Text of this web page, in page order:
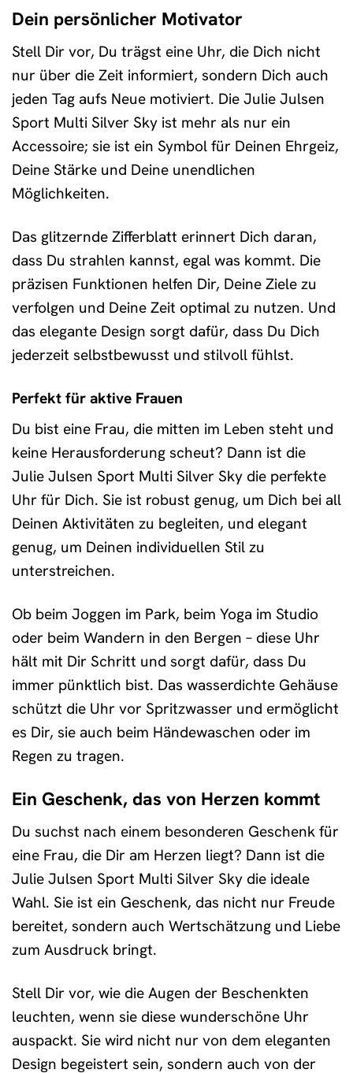
Dein persönlicher Motivator
Stell Dir vor, Du trägst eine Uhr, die Dich nicht
nur über die Zeit informiert, sondern Dich auch
jeden Tag aufs Neue motiviert. Die Julie Julsen
Sport Multi Silver Sky ist mehr als nur ein
Accessoire; sie ist ein Symbol für Deinen Ehrgeiz,
Deine Stärke und Deine unendlichen
Möglichkeiten.
Das glitzernde Zifferblatt erinnert Dich daran,
dass Du strahlen kannst, egal was kommt. Die
präzisen Funktionen helfen Dir, Deine Ziele zu
verfolgen und Deine Zeit optimal zu nutzen. Und
das elegante Design sorgt dafür, dass Du Dich
jederzeit selbstbewusst und stilvoll fühlst.
Perfekt für aktive Frauen
Du bist eine Frau, die mitten im Leben steht und
keine Herausforderung scheut? Dann ist die
Julie Julsen Sport Multi Silver Sky die perfekte
Uhr für Dich. Sie ist robust genug, um Dich bei all
Deinen Aktivitäten zu begleiten, und elegant
genug, um Deinen individuellen Stil zu
unterstreichen.
Ob beim Joggen im Park, beim Yoga im Studio
oder beim Wandern in den Bergen – diese Uhr
hält mit Dir Schritt und sorgt dafür, dass Du
immer pünktlich bist. Das wasserdichte Gehäuse
schützt die Uhr vor Spritzwasser und ermöglicht
es Dir, sie auch beim Händewaschen oder im
Regen zu tragen.
Ein Geschenk, das von Herzen kommt
Du suchst nach einem besonderen Geschenk für
eine Frau, die Dir am Herzen liegt? Dann ist die
Julie Julsen Sport Multi Silver Sky die ideale
Wahl. Sie ist ein Geschenk, das nicht nur Freude
bereitet, sondern auch Wertschätzung und Liebe
zum Ausdruck bringt.
Stell Dir vor, wie die Augen der Beschenkten
leuchten, wenn sie diese wunderschöne Uhr
auspackt. Sie wird nicht nur von dem eleganten
Design begeistert sein, sondern auch von der